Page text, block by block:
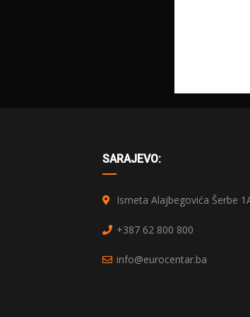
SARAJEVO:
Ismeta Alajbegovića Šerbe
+387 62 800 800
info@eurocentar.ba